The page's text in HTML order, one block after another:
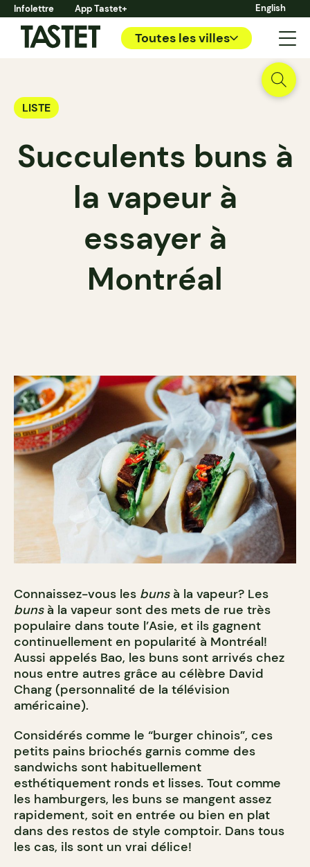
Infolettre App Tastet+ English
Toutes les villes
LISTE
Succulents buns à
la vapeur à
essayer à
Montréal
Connaissez-vous les bunsà la vapeur? Les
bunsà la vapeur sont des mets de rue très
populaire dans toute l’Asie, et ils gagnent
continuellement en popularité à Montréal!
Aussi appelés Bao, les buns sont arrivés chez
nous entre autres grâce au célèbre David
Chang (personnalité de la télévision
américaine).
Considérés comme le “burger chinois”, ces
petits pains briochés garnis comme des
sandwichs sont habituellement
esthétiquement ronds et lisses. Tout comme
les hamburgers, les buns se mangent assez
rapidement, soit en entrée ou bien en plat
dans des restos de style comptoir. Dans tous
les cas, ils sont un vrai délice!